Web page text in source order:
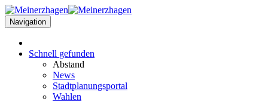
Navigation
Schnell gefunden
Abstand
News
Stadtplanungsportal
Wahlen